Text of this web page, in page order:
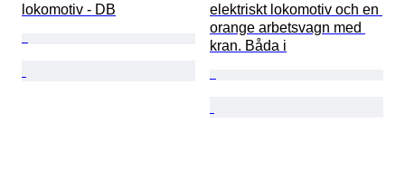
lokomotiv - DB
elektriskt lokomotiv och en
orange arbetsvagn med
kran. Båda i